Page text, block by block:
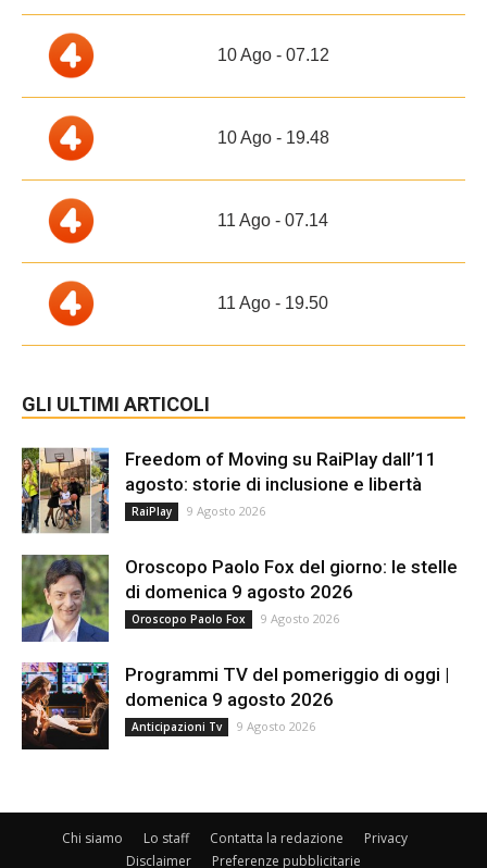
10 Ago - 07.12
10 Ago - 19.48
11 Ago - 07.14
11 Ago - 19.50
GLI ULTIMI ARTICOLI
Freedom of Moving su RaiPlay dall’11
agosto: storie di inclusione e libertà
RaiPlay 9 Agosto 2026
Oroscopo Paolo Fox del giorno: le stelle
di domenica 9 agosto 2026
Oroscopo Paolo Fox 9 Agosto 2026
Programmi TV del pomeriggio di oggi |
domenica 9 agosto 2026
Anticipazioni Tv 9 Agosto 2026
Chi siamo Lo staff Contatta la redazione
Privacy
Disclaimer
Preferenze pubblicitarie